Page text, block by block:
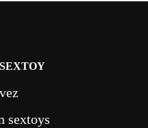
sextoys